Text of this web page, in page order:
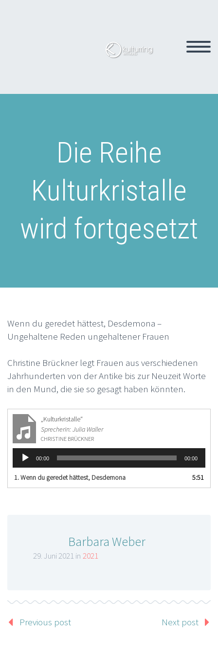
Die Reihe
Kulturkristalle
wird fortgesetzt
Wenn du geredet hättest, Desdemona –
Ungehaltene Reden ungehaltener Frauen
Christine Brückner legt Frauen aus verschiedenen
Jahrhunderten von der Antike bis zur Neuzeit Worte
in den Mund, die sie so gesagt haben könnten.
„Kulturkristalle“
Sprecherin: Julia Waller
CHRISTINE BRÜCKNER
Audio-
Player
00:00 00:00
1. Wenn du geredet hättest, Desdemona 5:51
Barbara Weber
29. Juni 2021 in 2021
Previous post Next post